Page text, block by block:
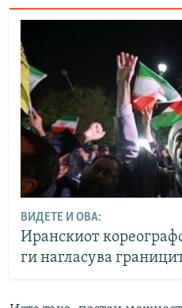
ВИДЕТЕ И ОВА:
Иранскиот
ги нагласува